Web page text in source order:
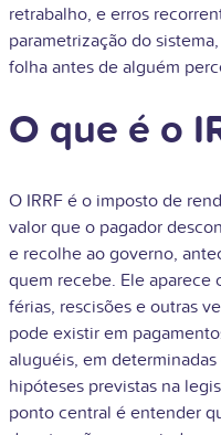
retrabalho, e erros
parametrização do
folha antes de alguém
O que é o
O IRRF é o imposto de
valor que o pagador
e recolhe ao governo,
quem recebe. Ele aparece
férias, rescisões e outras
pode existir em
aluguéis, em
hipóteses previstas na
ponto central é entender